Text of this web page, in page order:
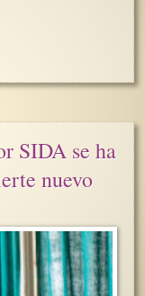
SIDA se ha
nuevo